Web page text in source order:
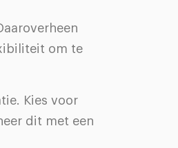
om te
Kies voor
dit met een